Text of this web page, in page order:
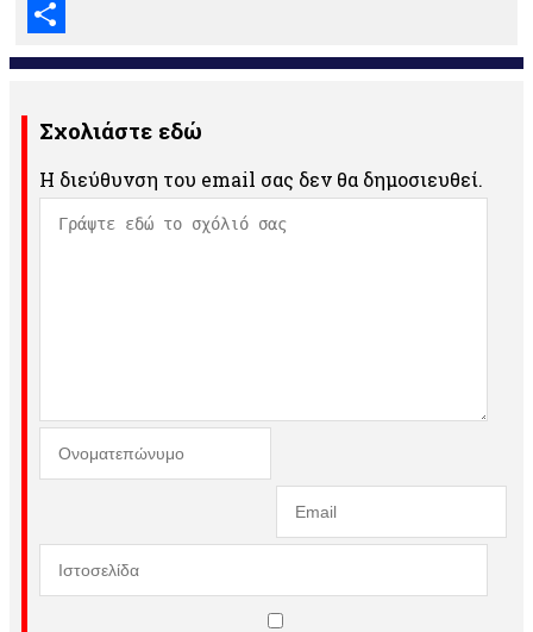
Email
Μοιραστείτε
Σχολιάστε εδώ
Η διεύθυνση του email σας δεν θα δημοσιευθεί.